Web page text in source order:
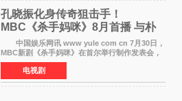
孔晓振化身传奇狙击手！
MBC《杀手妈咪》8月首播 与朴
恩斌展开收视对决
中国娱乐网讯 www yule com cn 7月30日，
MBC新剧《杀手妈咪》在首尔举行制作发表会，
主演孔晓振、郑准元、李相二、无真星、崔宇
成、李银泉等人一同出席，为新剧宣传造势。这
是孔晓振继《毛骨
电视剧